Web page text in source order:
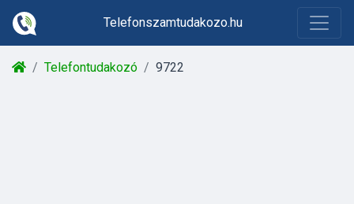
Telefonszamtudakozo.hu
Telefontudakozó 9722